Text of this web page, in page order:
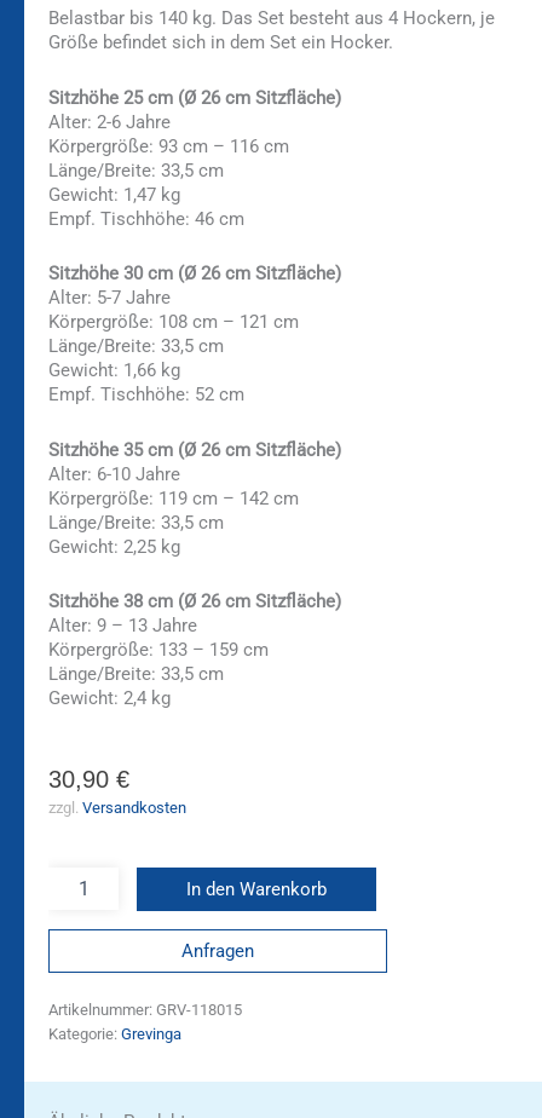
Belastbar bis 140 kg. Das Set besteht aus 4 Hockern, je
Größe befindet sich in dem Set ein Hocker.
Sitzhöhe 25 cm (Ø 26 cm Sitzfläche)
Alter: 2-6 Jahre
Körpergröße: 93 cm – 116 cm
Länge/Breite: 33,5 cm
Gewicht: 1,47 kg
Empf. Tischhöhe: 46 cm
Sitzhöhe 30 cm (Ø 26 cm Sitzfläche)
Alter: 5-7 Jahre
Körpergröße: 108 cm – 121 cm
Länge/Breite: 33,5 cm
Gewicht: 1,66 kg
Empf. Tischhöhe: 52 cm
Sitzhöhe 35 cm (Ø 26 cm Sitzfläche)
Alter: 6-10 Jahre
Körpergröße: 119 cm – 142 cm
Länge/Breite: 33,5 cm
Gewicht: 2,25 kg
Sitzhöhe 38 cm (Ø 26 cm Sitzfläche)
Alter: 9 – 13 Jahre
Körpergröße: 133 – 159 cm
Länge/Breite: 33,5 cm
Gewicht: 2,4 kg
30,90 €
zzgl. Versandkosten
In den Warenkorb
Anfragen
Artikelnummer: GRV-118015
Kategorie: Grevinga